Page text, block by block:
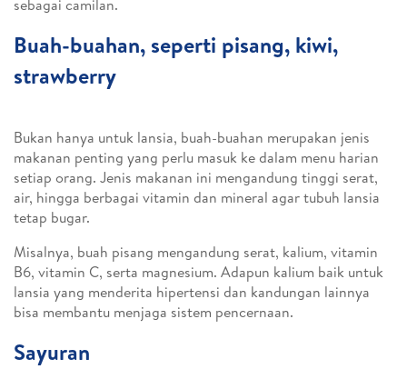
sebagai camilan.
Buah-buahan, seperti pisang, kiwi,
strawberry
Bukan hanya untuk lansia, buah-buahan merupakan jenis
makanan penting yang perlu masuk ke dalam menu harian
setiap orang. Jenis makanan ini mengandung tinggi serat,
air, hingga berbagai vitamin dan mineral agar tubuh lansia
tetap bugar.
Misalnya, buah pisang mengandung serat, kalium, vitamin
B6, vitamin C, serta magnesium. Adapun kalium baik untuk
lansia yang menderita hipertensi dan kandungan lainnya
bisa membantu menjaga sistem pencernaan.
Sayuran